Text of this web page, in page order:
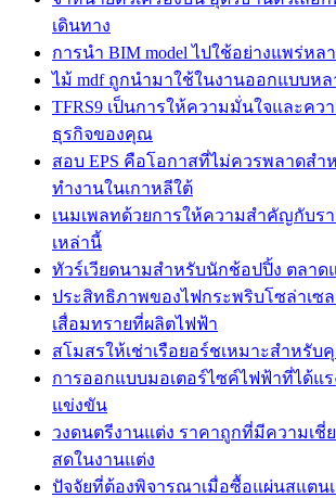
เดินทาง
การนำ BIM model ไปใช้อย่างแพร่หล
ไม้ mdf ถูกนำมาใช้ในงานออกแบบห
TFRS9 เป็นการให้ความมั่นใจและคว
ธุรกิจของคุณ
สอบ EPS คือโอกาสที่ไม่ควรพลาดสำ
ทำงานในเกาหลีใต้
เนมเพลทด้วยการให้ความสำคัญกับรา
เหล่านี้
ทัวร์เวียดนามสำหรับนักช้อปปิ้ง ตลา
ประสิทธิภาพของไฟกระพริบโซล่าเซ
เสื่อมทรายที่ผลิตไฟฟ้า
สโมสรให้เช่าเรือยอร์ชเหมาะสำหรับ
การออกแบบมอเตอร์ไซค์ไฟฟ้าที่ได้แ
แข่งขัน
วงดนตรีงานแต่ง ราคาถูกที่มีความเชี่
สดในงานแต่ง
ปัจจัยที่ต้องพิจารณาเมื่อซื้อแผ่นสแตน